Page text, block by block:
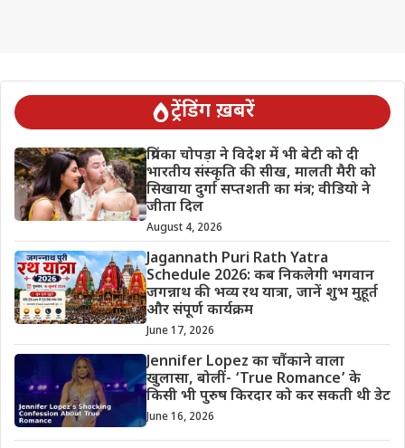
ट्रेंडिंग ख़बरें
प्रियंका चोपड़ा ने विदेश में भी बेटी को दी
भारतीय संस्कृति की सीख, मालती मैरी को
सिखाया दुर्गा सप्तशती का मंत्र; वीडियो ने
जीता दिल
August 4, 2026
Jagannath Puri Rath Yatra
Schedule 2026: कब निकलेगी भगवान
जगन्नाथ की भव्य रथ यात्रा, जानें शुभ मुहूर्त
और संपूर्ण कार्यक्रम
June 17, 2026
Jennifer Lopez का चौंकाने वाला
खुलासा, बोलीं- ‘True Romance’ के
किसी भी पुरुष किरदार को कर सकती थी डेट
June 16, 2026